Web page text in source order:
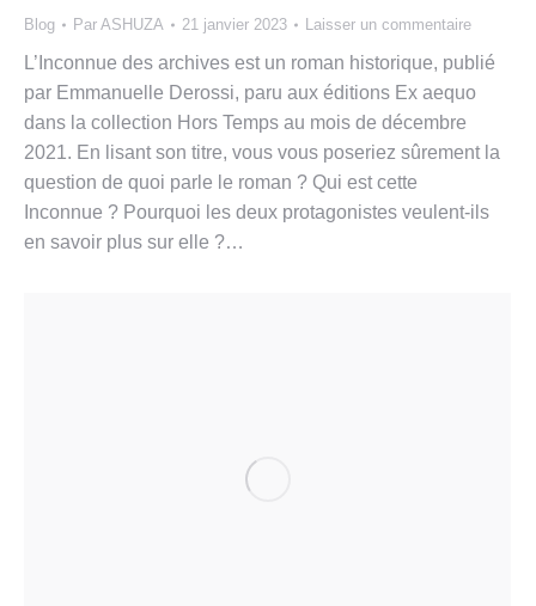
Blog Par ASHUZA 21 janvier 2023 Laisser un commentaire
L’Inconnue des archives est un roman historique, publié
par Emmanuelle Derossi, paru aux éditions Ex aequo
dans la collection Hors Temps au mois de décembre
2021. En lisant son titre, vous vous poseriez sûrement la
question de quoi parle le roman ? Qui est cette
Inconnue ? Pourquoi les deux protagonistes veulent-ils
en savoir plus sur elle ?…